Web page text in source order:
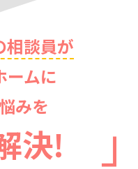
相談員が
ームに
みを
決!